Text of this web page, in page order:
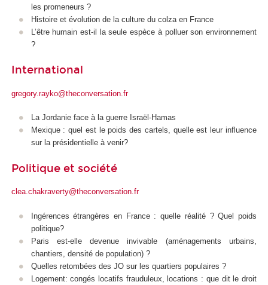
les promeneurs ?
Histoire et évolution de la culture du colza en France
L’être humain est-il la seule espèce à polluer son environnement
?
International
gregory.rayko@theconversation.fr
La Jordanie face à la guerre Israël-Hamas
Mexique : quel est le poids des cartels, quelle est leur influence
sur la présidentielle à venir?
Politique et société
clea.chakraverty@theconversation.fr
Ingérences étrangères en France : quelle réalité ? Quel poids
politique?
Paris est-elle devenue invivable (aménagements urbains,
chantiers, densité de population) ?
Quelles retombées des JO sur les quartiers populaires ?
Logement: congés locatifs frauduleux, locations : que dit le droit